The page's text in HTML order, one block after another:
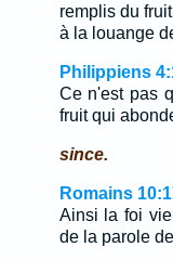
remplis du
à la louange
Philippiens
Ce n'est pas
fruit qui
since.
Romains
Ainsi la foi
de la parole